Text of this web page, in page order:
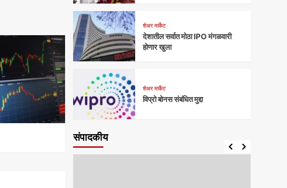
शेअर मार्केट
देशातील सर्वात मोठा IPO मंगळवारी
होणार खुला
शेअर मार्केट
विप्रो बोनस संबंधित मुद्दा
संपादकीय